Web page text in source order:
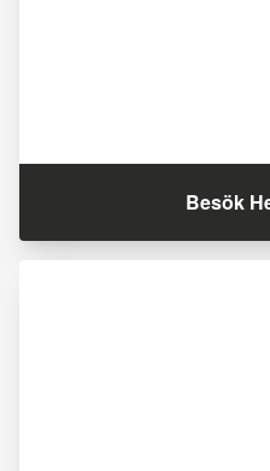
Besök